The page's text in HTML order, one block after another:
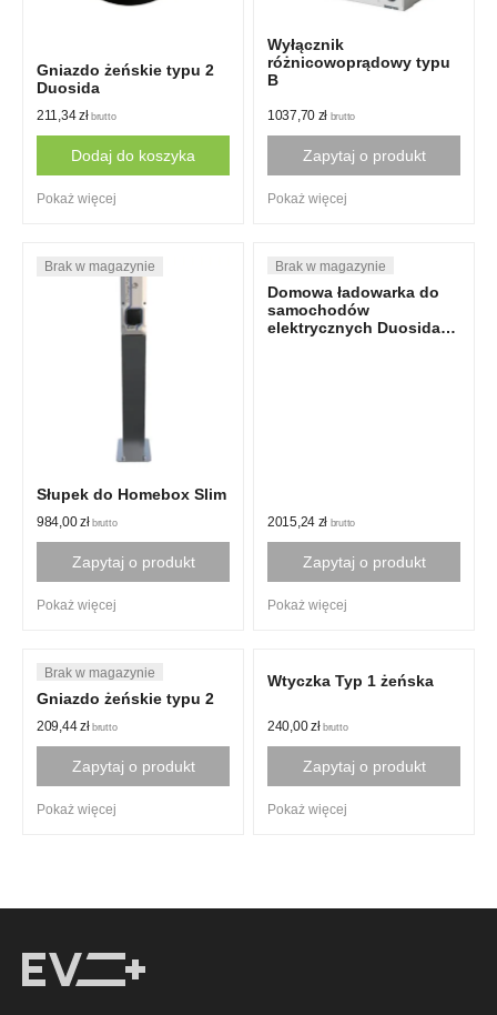
Gniazdo żeńskie typu 2
Duosida
211,34zł brutto
Dodaj do koszyka
Pokaż więcej
Wyłącznik
różnicowoprądowy typu
B
1037,70 zł brutto
Zapytaj o produkt
Pokaż więcej
Słupek do Homebox Slim
984,00zł brutto
Zapytaj o produkt
Pokaż więcej
Domowa ładowarka do
samochodów
elektrycznych Duosida
2015,24 zł brutto
Zapytaj o produkt
Pokaż więcej
Gniazdo żeńskie typu 2
209,44zł brutto
Zapytaj o produkt
Pokaż więcej
Wtyczka Typ 1 żeńska
240,00zł brutto
Zapytaj o produkt
Pokaż więcej